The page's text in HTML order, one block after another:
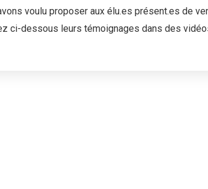
voulu proposer aux élu.es présent.es de
ci-dessous leurs témoignages dans des